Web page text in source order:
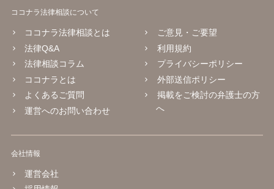
ココナラ法律相談について
ココナラ法律相談とは
法律Q&A
法律相談コラム
ココナラとは
よくあるご質問
運営へのお問い合わせ
ご意見・ご要望
利用規約
プライバシーポリシー
外部送信ポリシー
掲載をご検討の弁護士の方
へ
会社情報
運営会社